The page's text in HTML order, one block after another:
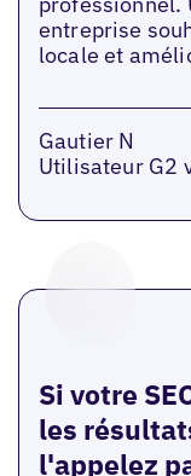
entreprise
locale et
Gautier N
Utilisateur G2
Si votre
les
l'appelez